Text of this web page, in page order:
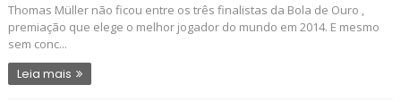
Thomas Müller não ficou entre os três finalistas da Bola de Ouro ,
premiação que elege o melhor jogador do mundo em 2014. E mesmo
sem conc...
Leia mais